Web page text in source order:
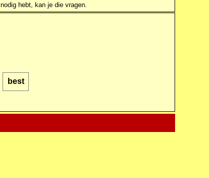
hebt, kan je die vragen.
best